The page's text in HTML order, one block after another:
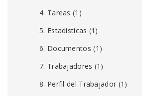
4. Tareas (1)
5. Estadísticas (1)
6. Documentos (1)
7. Trabajadores (1)
8. Perfil del Trabajador (1)